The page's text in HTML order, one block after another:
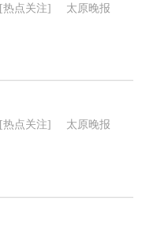
[热点关注] 太原晚报
[热点关注] 太原晚报